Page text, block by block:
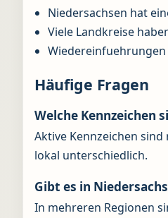
Niedersachsen hat
Viele Landkreise
Häufige Fragen
Welche Kennzeichen
Aktive Kennzeichen
lokal unterschiedlich.
Gibt es in
In mehreren Regionen